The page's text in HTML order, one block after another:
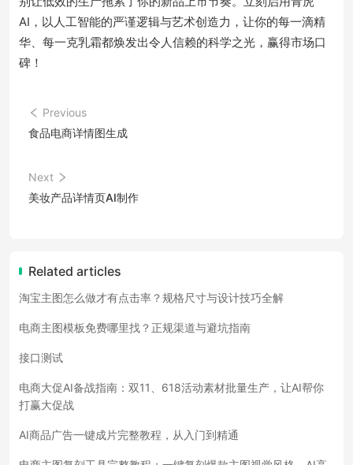
AI，以人工智能的严谨逻辑与艺术创造力，让你的每一滴精
华、每一克乳霜都焕发出令人信赖的科学之光，赢得市场口
碑！
Previous
食品电商详情图生成
Next
美妆产品详情页AI制作
Related articles
淘宝主图怎么做才有点击率？规格尺寸与设计技巧全解
电商主图模板免费哪里找？正规渠道与避坑指南
接口测试
电商大促AI备战指南：双11、618活动素材批量生产，让AI帮你
打赢大促战
AI商品广告一键成片完整教程，从入门到精通